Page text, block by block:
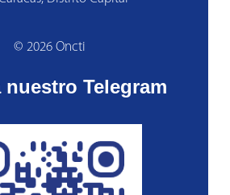
© 2026 Oncti
nuestro Telegram